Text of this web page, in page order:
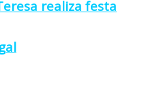
realiza festa